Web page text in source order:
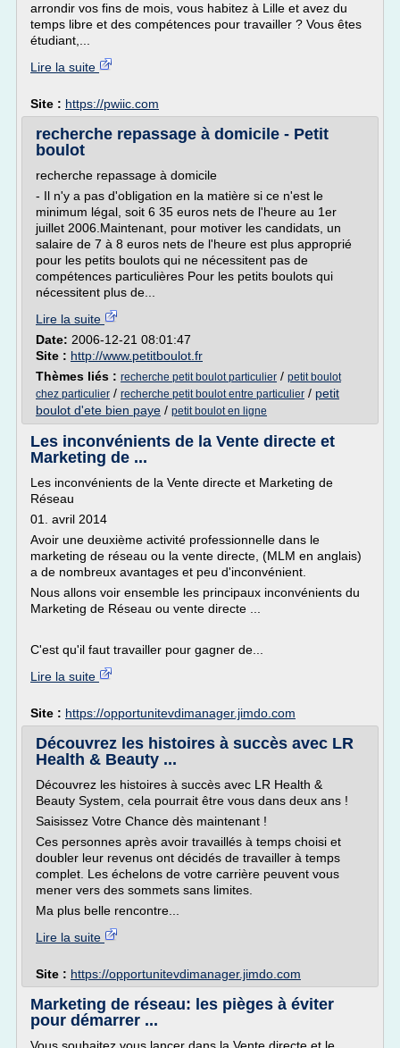
arrondir vos fins de mois, vous habitez à Lille et avez du
temps libre et des compétences pour travailler ? Vous êtes
étudiant,...
Lire la suite
Site : https://pwiic.com
recherche repassage à domicile - Petit
boulot
recherche repassage à domicile
- Il n'y a pas d'obligation en la matière si ce n'est le
minimum légal, soit 6 35 euros nets de l'heure au 1er
juillet 2006.Maintenant, pour motiver les candidats, un
salaire de 7 à 8 euros nets de l'heure est plus approprié
pour les petits boulots qui ne nécessitent pas de
compétences particulières Pour les petits boulots qui
nécessitent plus de...
Lire la suite
Date: 2006-12-21 08:01:47
Site : http://www.petitboulot.fr
Thèmes liés : recherche petit boulot particulier / petit boulot
chez particulier / recherche petit boulot entre particulier / petit
boulot d'ete bien paye / petit boulot en ligne
Les inconvénients de la Vente directe et
Marketing de ...
Les inconvénients de la Vente directe et Marketing de
Réseau
01. avril 2014
Avoir une deuxième activité professionnelle dans le
marketing de réseau ou la vente directe, (MLM en anglais)
a de nombreux avantages et peu d'inconvénient.
Nous allons voir ensemble les principaux inconvénients du
Marketing de Réseau ou vente directe ...
C'est qu'il faut travailler pour gagner de...
Lire la suite
Site : https://opportunitevdimanager.jimdo.com
Découvrez les histoires à succès avec LR
Health & Beauty ...
Découvrez les histoires à succès avec LR Health &
Beauty System, cela pourrait être vous dans deux ans !
Saisissez Votre Chance dès maintenant !
Ces personnes après avoir travaillés à temps choisi et
doubler leur revenus ont décidés de travailler à temps
complet. Les échelons de votre carrière peuvent vous
mener vers des sommets sans limites.
Ma plus belle rencontre...
Lire la suite
Site : https://opportunitevdimanager.jimdo.com
Marketing de réseau: les pièges à éviter
pour démarrer ...